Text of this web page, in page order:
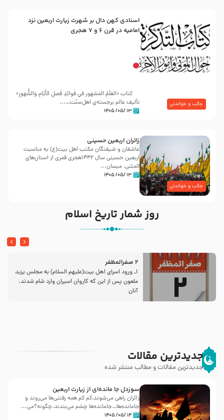
جالب و خواندنی
اسنادی کهن دال بر شهرت زیارت اربعین نزد
امامیه در قرن ۶ و ۷ هجری
کتاب «العَلَمُ المَشهور في فَوائِدِ فَضلِ الأيّامِ وَالشُّهورِ»
تألیف عالم برجسته‌ی اهل‌سنّت…...
۱۳ /۰۵/ ۱۴۰۵
جالب و خواندنی
زائران اربعین حسینی
عاشقان و شیفتگان مکتب اهل بیت(ع) به مناسبت
اربعین حسینی سال ۱۴۴۲هجری قمری از استان‌های
المثنی، میسان...
۱۳ /۰۵/ ۱۴۰۵
روز شمار تاریخ اسلام
2 صفرالمظفر
1ـ ورود اسراى اهل بیت‌(علیهم السلام) به مجلس یزید
ملعون پس از این كه كاروان اسیران وارد شام شدند،
آنان
جدیدترین مقالات
جدیدترین مقالات و مطالب منتشر شده
سوزدل جا مانده‌ای از زیارت اربعین
زائران راهی می‌شوند،کم‌ کم همه رفتنی‌ها می‌روند و
جامانده‌ها…جامانده‌ها چشم می‌بندند.چگونه؟می‌...
۱۴ /۰۵/ ۱۴۰۵